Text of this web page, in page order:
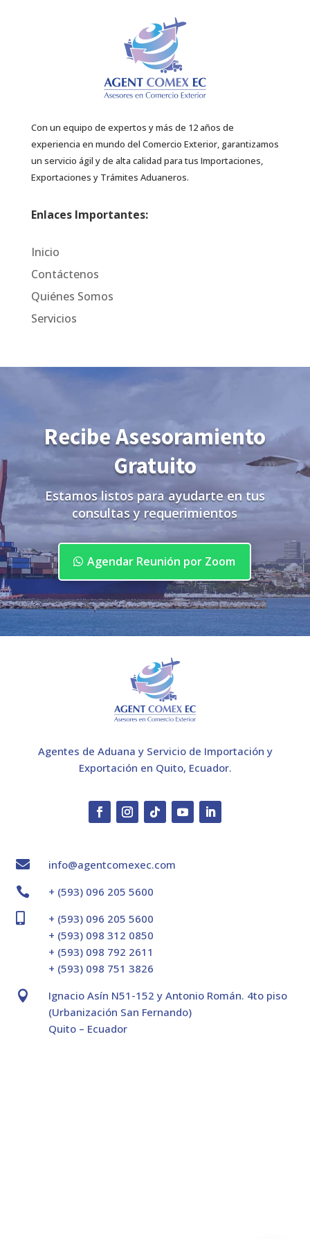
Con un equipo de expertos y más de 12 años de
experiencia en mundo del Comercio Exterior, garantizamos
un servicio ágil y de alta calidad para tus Importaciones,
Exportaciones y Trámites Aduaneros.
Enlaces Importantes:
Inicio
Contáctenos
Quiénes Somos
Servicios
Recibe Asesoramiento
Gratuito
Estamos listos para ayudarte en tus
consultas y requerimientos
Agendar Reunión por Zoom
Agentes de Aduana y Servicio de Importación y
Exportación en Quito, Ecuador.

info@agentcomexec.com

+ (593) 096 205 5600

+ (593) 096 205 5600
+ (593) 098 312 0850
+ (593) 098 792 2611
+ (593) 098 751 3826

Ignacio Asín N51-152 y Antonio Román. 4to piso
(Urbanización San Fernando)
Quito – Ecuador